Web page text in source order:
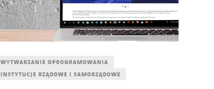
WYTWARZANIE OPROGRAMOWANIA
INSTYTUCJE RZĄDOWE I SAMORZĄDOWE